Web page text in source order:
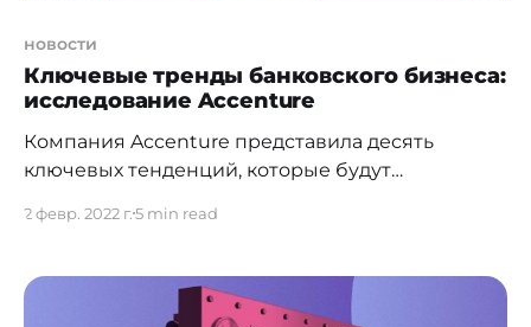
новости
Ключевые тренды банковского бизнеса:
исследование Accenture
Компания Accenture представила десять
ключевых тенденций, которые будут
мире. По мнению авторов отчета "Топ-10
своеобразной линией водораздела между
прошлым и будущим финансового рынка.
2 февр. 2022 г.5 min read